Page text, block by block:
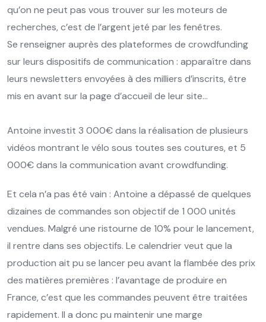
qu’on ne peut pas vous trouver sur les moteurs de
recherches, c’est de l’argent jeté par les fenêtres.
Se renseigner auprès des plateformes de crowdfunding
sur leurs dispositifs de communication : apparaître dans
leurs newsletters envoyées à des milliers d’inscrits, être
mis en avant sur la page d’accueil de leur site…
Antoine investit 3 000€ dans la réalisation de plusieurs
vidéos montrant le vélo sous toutes ses coutures, et 5
000€ dans la communication avant crowdfunding.
Et cela n’a pas été vain : Antoine a dépassé de quelques
dizaines de commandes son objectif de 1 000 unités
vendues. Malgré une ristourne de 10% pour le lancement,
il rentre dans ses objectifs. Le calendrier veut que la
production ait pu se lancer peu avant la flambée des prix
des matières premières : l’avantage de produire en
France, c’est que les commandes peuvent être traitées
rapidement. Il a donc pu maintenir une marge